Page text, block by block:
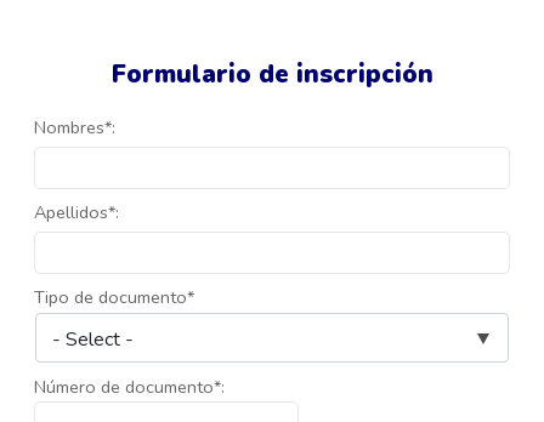
Formulario de inscripción
Nombres*:
Apellidos*:
Tipo de documento*
Número de documento*: